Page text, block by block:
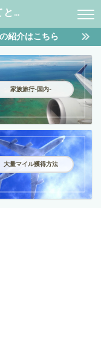
と…
紹介はこちら
家族旅行-国内-
大量マイル獲得方法